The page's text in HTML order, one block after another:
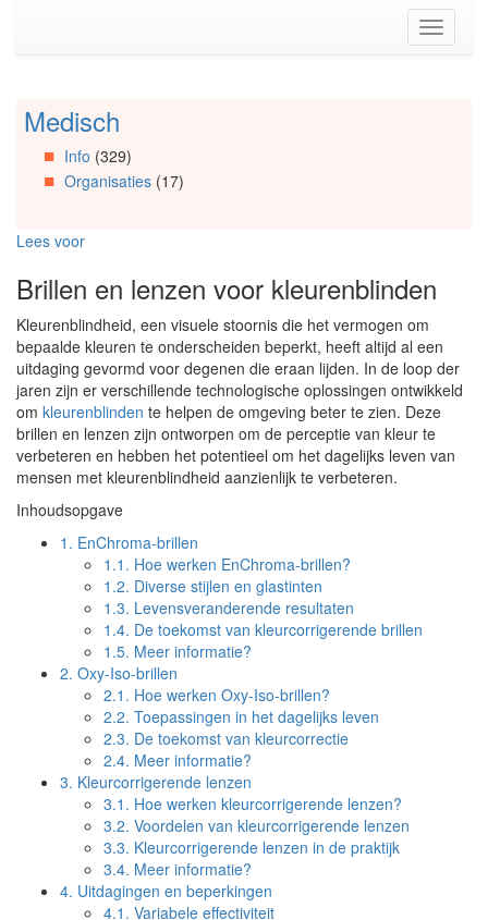
(Accesskey
Toggle
Spring
Artikels
Spring
Spring
Organisaties
Spring
naar
Social
media
Medisch
Info (329)
Organisaties(17)
Lees voor
Brillen en lenzen voor kleurenblinden
Kleurenblindheid, een visuele stoornis die het vermogen om
bepaalde kleuren te onderscheiden beperkt, heeft altijd al een
uitdaging gevormd voor degenen die eraan lijden. In de loop der
jaren zijn er verschillende technologische oplossingen ontwikkeld
om kleurenblinden te helpen de omgeving beter te zien. Deze
brillen en lenzen zijn ontworpen om de perceptie van kleur te
verbeteren en hebben het potentieel om het dagelijks leven van
mensen met kleurenblindheid aanzienlijk te verbeteren.
Inhoudsopgave
1. EnChroma-brillen
1.1. Hoe werken EnChroma-brillen?
1.2. Diverse stijlen en glastinten
1.3. Levensveranderende resultaten
1.4. De toekomst van kleurcorrigerende brillen
1.5. Meer informatie?
2. Oxy-Iso-brillen
2.1. Hoe werken Oxy-Iso-brillen?
2.2. Toepassingen in het dagelijks leven
2.3. De toekomst van kleurcorrectie
2.4. Meer informatie?
3. Kleurcorrigerende lenzen
3.1. Hoe werken kleurcorrigerende lenzen?
3.2. Voordelen van kleurcorrigerende lenzen
3.3. Kleurcorrigerende lenzen in de praktijk
3.4. Meer informatie?
4. Uitdagingen en beperkingen
4.1. Variabele effectiviteit